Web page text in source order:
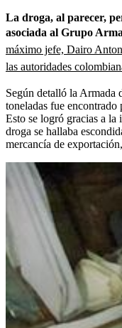
La droga, al parecer,
asociada al Grupo
máximo jefe, Dairo
las autoridades
Según detalló la Armada
toneladas fue encontrado
Esto se logró gracias a
droga se hallaba
mercancía de